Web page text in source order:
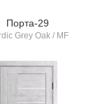
Порта-29
Grey Oak / MF